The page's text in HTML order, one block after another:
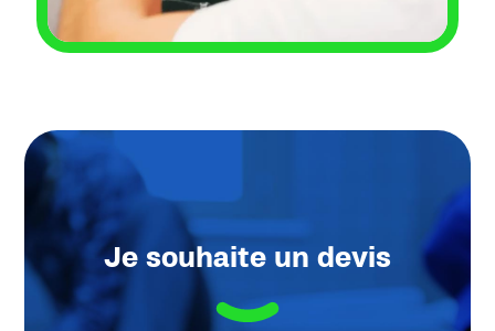
Je souhaite un devis